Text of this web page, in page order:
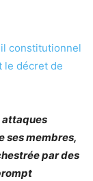
constitutionnel
le décret de
attaques
ses membres,
par des